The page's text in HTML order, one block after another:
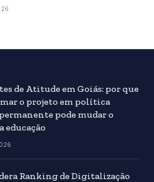
de Atitude em Goiás: por que
o projeto em política
pode mudar o
educação
Ranking de Digitalização